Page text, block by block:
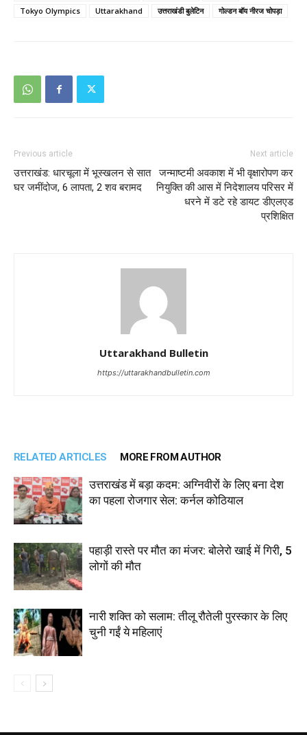
Tokyo Olympics Uttarakhand उत्तराखंडी बुलेटिन गोल्डन बॉय नीरज चोपड़ा
Previous article
उत्तराखंड: धारचूला में भूस्खलन से सात
घर जमींदोज, 6 लापता, 2 शव बरामद
Next article
जन्माष्टमी अवकाश में भी वृक्षारोपण कर
नियुक्ति की आस में निदेशालय परिसर में
धरने में डटे रहे डायट डीएलएड
प्रशिक्षित
Uttarakhand Bulletin
https://uttarakhandbulletin.com
RELATED ARTICLES MORE FROM AUTHOR
उत्तराखंड में बड़ा कदम: अग्निवीरों के लिए बना देश
का पहला रोजगार सेल: कर्नल कोठियाल
पहाड़ी रास्ते पर मौत का मंजर: बोलेरो खाई में गिरी, 5
लोगों की मौत
नारी शक्ति को सलाम: तीलू रौतेली पुरस्कार के लिए
चुनी गईं ये महिलाएं